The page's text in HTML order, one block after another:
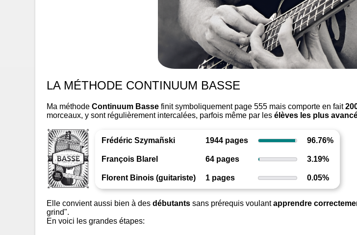
LA MÉTHODE CONTINUUM BASSE
Ma méthode Continuum Basse finit symboliquement page 555 mais comporte en fait
morceaux, y sont régulièrement intercalées, parfois même par les élèves les plus
Frédéric Szymañski 1944 pages 96.76%
François Blarel 64 pages 3.19%
Florent Binois (guitariste) 1 pages 0.05%
Elle convient aussi bien à des débutants sans prérequis voulant apprendre
grind".
En voici les grandes étapes: